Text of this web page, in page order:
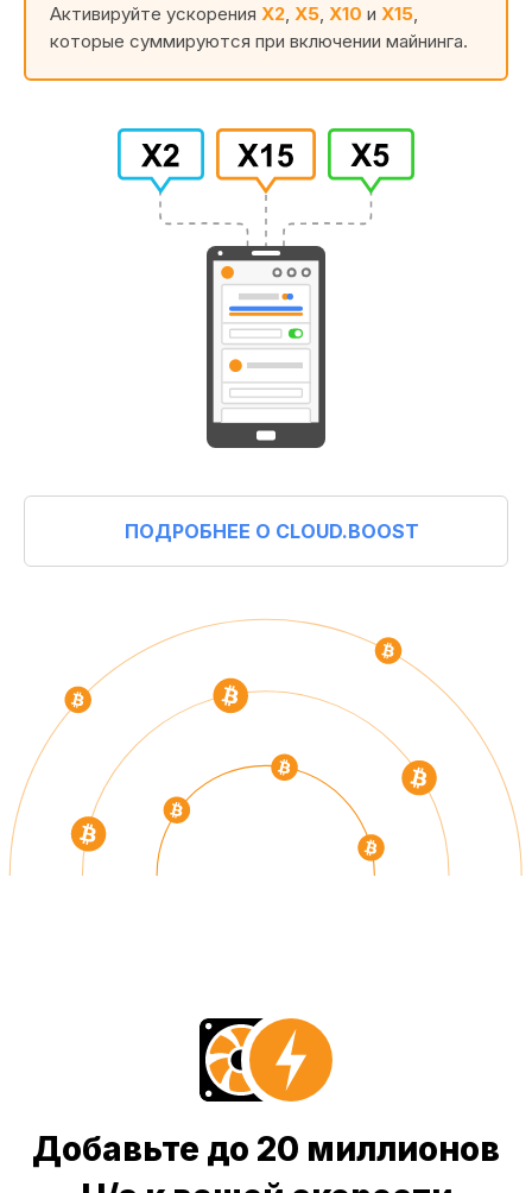
Активируйте ускорения X2 X5 X10 и X15
которые суммируются при включении майнинга.
ПОДРОБНЕЕ О CLOUD.BOOST
Добавьте до 20 миллионов